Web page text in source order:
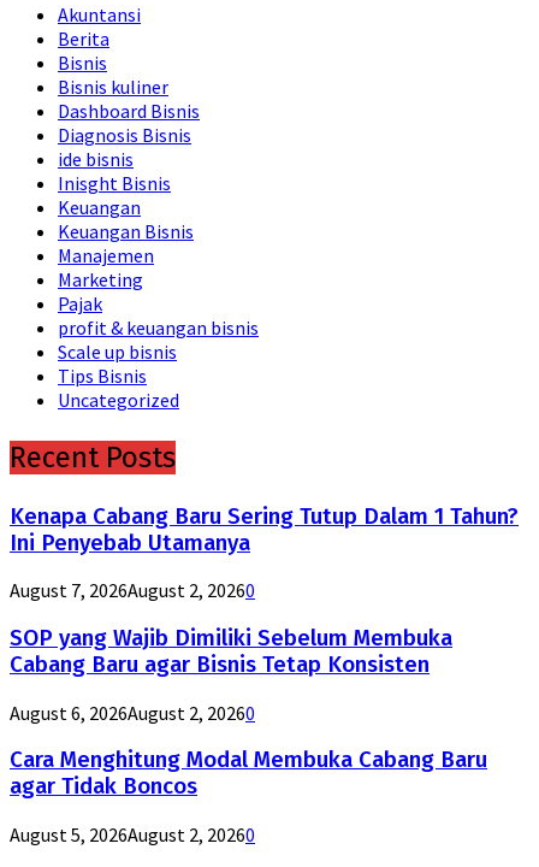
Akuntansi
Berita
Bisnis
Bisnis kuliner
Dashboard Bisnis
Diagnosis Bisnis
ide bisnis
Inisght Bisnis
Keuangan
Keuangan Bisnis
Manajemen
Marketing
Pajak
profit & keuangan bisnis
Scale up bisnis
Tips Bisnis
Uncategorized
Recent Posts
Kenapa Cabang Baru Sering Tutup Dalam 1 Tahun?
Ini Penyebab Utamanya
August 7, 2026August 2, 20260
SOP yang Wajib Dimiliki Sebelum Membuka
Cabang Baru agar Bisnis Tetap Konsisten
August 6, 2026August 2, 20260
Cara Menghitung Modal Membuka Cabang Baru
agar Tidak Boncos
August 5, 2026August 2, 20260